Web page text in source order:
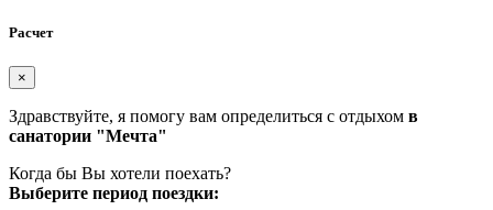
Расчет
×
Здравствуйте, я помогу вам определиться с отдыхом в
санатории "Мечта"
Когда бы Вы хотели поехать?
Выберите период поездки: